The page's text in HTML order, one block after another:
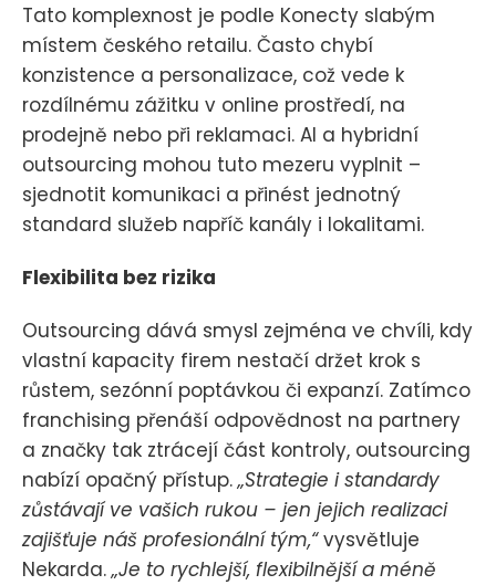
Tato komplexnost je podle Konecty slabým
místem českého retailu. Často chybí
konzistence a personalizace, což vede k
rozdílnému zážitku v online prostředí, na
prodejně nebo při reklamaci. AI a hybridní
outsourcing mohou tuto mezeru vyplnit –
sjednotit komunikaci a přinést jednotný
standard služeb napříč kanály i lokalitami.
Flexibilita bez rizika
Outsourcing dává smysl zejména ve chvíli, kdy
vlastní kapacity firem nestačí držet krok s
růstem, sezónní poptávkou či expanzí. Zatímco
franchising přenáší odpovědnost na partnery
a značky tak ztrácejí část kontroly, outsourcing
nabízí opačný přístup.„Strategie i standardy
zůstávají ve vašich rukou – jen jejich realizaci
zajišťuje náš profesionální tým,“vysvětluje
Nekarda.„Je to rychlejší, flexibilnější a méně